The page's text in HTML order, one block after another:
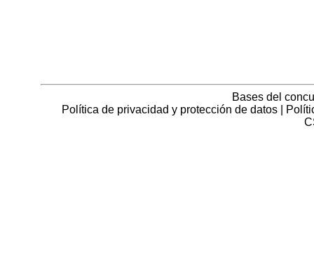
Bases del
Política de privacidad y protección de datos